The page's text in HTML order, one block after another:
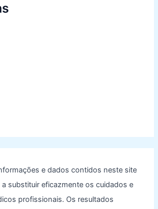
e dados contidos neste site
substituir eficazmente os cuidados e
profissionais. Os resultados